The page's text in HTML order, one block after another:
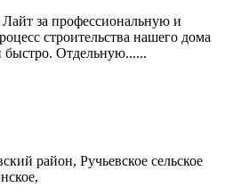
за профессиональную и
строительства нашего дома
быстро. Отдельную......
район, Ручьевское сельское